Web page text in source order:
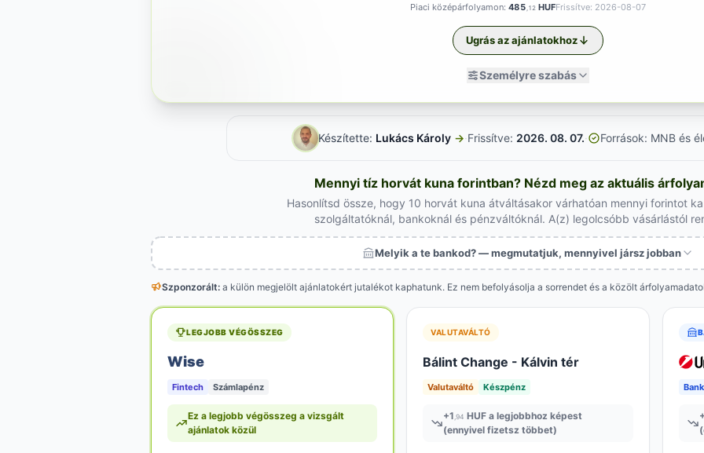
Piaci középárfolyamon: 485 ,12 HUFFrissítve: 2026-08-07
Személyre szabás
Ugrás az ajánlatokhoz
Készítette: Lukács Károly →·Frissítve: 2026. 08. 07.· Források: MNB és
Mennyi tíz horvát kuna forintban? Nézd meg az aktuális
Hasonlítsd össze, hogy 10 horvát kuna átváltásakor várhatóan mennyi forintot
szolgáltatóknál, bankoknál és pénzváltóknál. A(z) legolcsóbb vásárlástól
Melyik a te bankod? — megmutatjuk, mennyivel jársz jobban
Szponzorált: a külön megjelölt ajánlatokért jutalékot kaphatunk. Ez nem befolyásolja a sorrendet és a közölt
LEGJOBB VÉGÖSSZEG
Wise
Fintech Számlapénz
Ez a legjobb végösszeg a vizsgált
ajánlatok közül
VALUTAVÁLTÓ
Bálint Change - Kálvin tér
Valutaváltó Készpénz
+1 ,94 HUF a legjobbhoz képest
(ennyivel fizetsz többet)
Bank